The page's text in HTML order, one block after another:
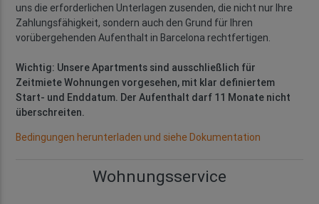
uns die erforderlichen Unterlagen zusenden, die nicht nur Ihre
Zahlungsfähigkeit, sondern auch den Grund für Ihren
vorübergehenden Aufenthalt in Barcelona rechtfertigen.
Wichtig: Unsere Apartments sind ausschließlich für
Zeitmiete Wohnungen vorgesehen, mit klar definiertem
Start- und Enddatum. Der Aufenthalt darf 11 Monate nicht
überschreiten.
Bedingungen herunterladen und siehe Dokumentation
Wohnungsservice